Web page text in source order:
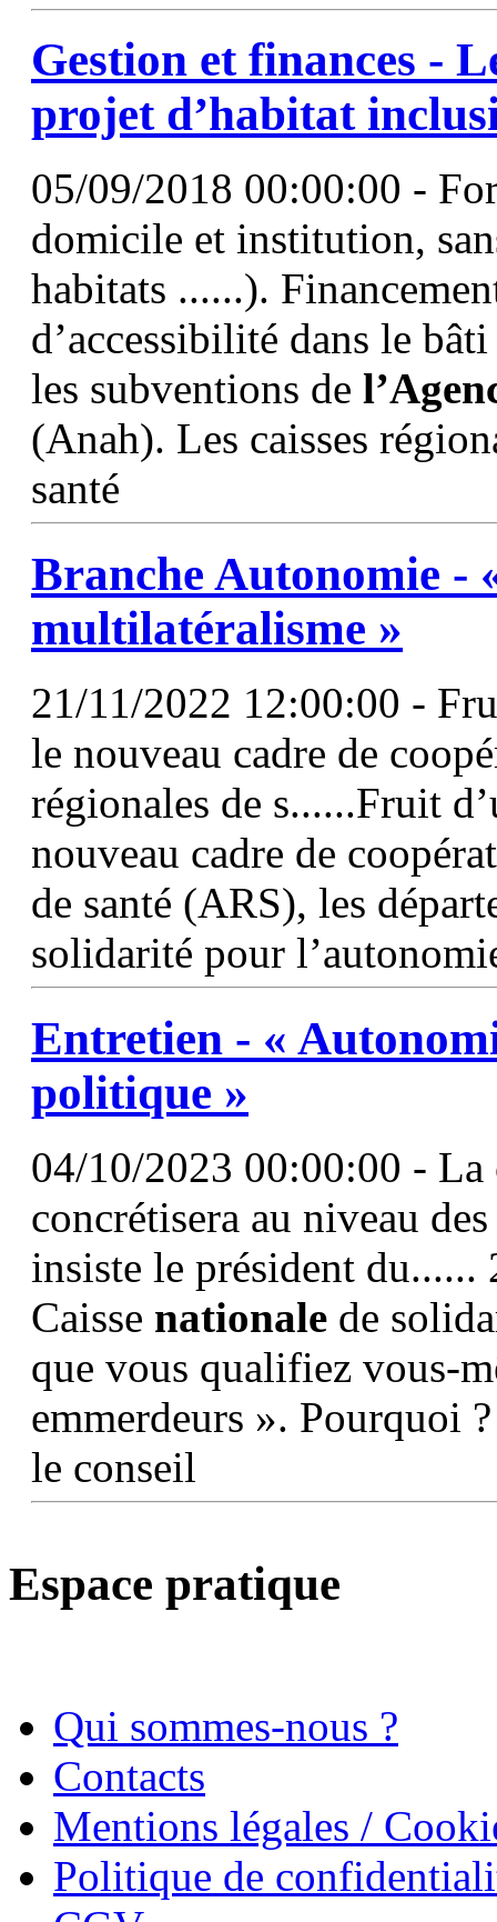
Gestion et finances -
projet d’habitat
05/09/2018 00:00:00 -
domicile et institution,
habitats ......).
d’accessibilité dans le
les subventions de
(Anah). Les caisses
santé
Branche Autonomie -
multilatéralisme »
21/11/2022 12:00:00 -
le nouveau cadre de
régionales de s......Fruit
nouveau cadre de
de santé (ARS), les
solidarité pour
Entretien - «
politique »
04/10/2023 00:00:00 - La
concrétisera au niveau
insiste le président du......
Caisse nationale de
que vous qualifiez vous-
emmerdeurs ». Pourquoi
le conseil
Espace pratique
Qui sommes-nous ?
Contacts
Mentions légales /
Politique de